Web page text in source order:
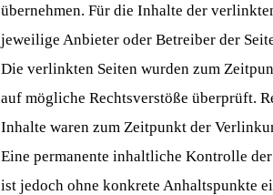
übernehmen. Für die Inhalte der
jeweilige Anbieter oder Betreiber der
Die verlinkten Seiten wurden zum
auf mögliche Rechtsverstöße überprüft.
Inhalte waren zum Zeitpunkt der
Eine permanente inhaltliche Kontrolle
ist jedoch ohne konkrete Anhaltspunkte